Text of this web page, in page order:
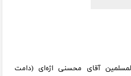
آقای محسنی اژه‌ای (دامت